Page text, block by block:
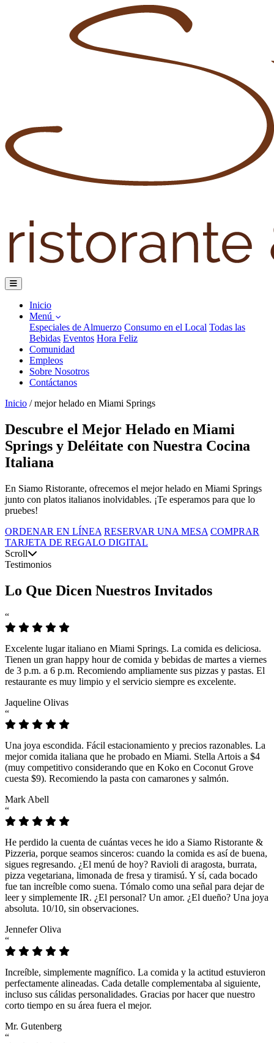
Inicio
Menú
Especiales de Almuerzo Consumo en el Local Todas las
Bebidas Eventos Hora Feliz
Comunidad
Empleos
Sobre Nosotros
Contáctanos
Inicio / mejor helado en Miami Springs
Descubre el Mejor Helado en Miami
Springs y Deléitate con Nuestra Cocina
Italiana
En Siamo Ristorante, ofrecemos el mejor helado en Miami Springs
junto con platos italianos inolvidables. ¡Te esperamos para que lo
pruebes!
ORDENAR EN LÍNEA RESERVAR UNA MESA COMPRAR
TARJETA DE REGALO DIGITAL
Scroll
Testimonios
Lo Que Dicen Nuestros Invitados
“
Excelente lugar italiano en Miami Springs. La comida es deliciosa.
Tienen un gran happy hour de comida y bebidas de martes a viernes
de 3 p.m. a 6 p.m. Recomiendo ampliamente sus pizzas y pastas. El
restaurante es muy limpio y el servicio siempre es excelente.
Jaqueline Olivas
“
Una joya escondida. Fácil estacionamiento y precios razonables. La
mejor comida italiana que he probado en Miami. Stella Artois a $4
(muy competitivo considerando que en Koko en Coconut Grove
cuesta $9). Recomiendo la pasta con camarones y salmón.
Mark Abell
“
He perdido la cuenta de cuántas veces he ido a Siamo Ristorante &
Pizzeria, porque seamos sinceros: cuando la comida es así de buena,
sigues regresando. ¿El menú de hoy? Ravioli di aragosta, burrata,
pizza vegetariana, limonada de fresa y tiramisú. Y sí, cada bocado
fue tan increíble como suena. Tómalo como una señal para dejar de
leer y simplemente IR. ¿El personal? Un amor. ¿El dueño? Una joya
absoluta. 10/10, sin observaciones.
Jennefer Oliva
“
Increíble, simplemente magnífico. La comida y la actitud estuvieron
perfectamente alineadas. Cada detalle complementaba al siguiente,
incluso sus cálidas personalidades. Gracias por hacer que nuestro
corto tiempo en su área fuera el mejor.
Mr. Gutenberg
“